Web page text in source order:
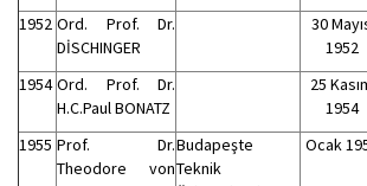
1952 Ord. Prof. Dr.
DİSCHINGER
30
1952
1954 Ord. Prof. Dr.
H.C.Paul BONATZ
25
1954
1955 Prof. Dr.
Theodore von
Budapeşte
Teknik
Ocak